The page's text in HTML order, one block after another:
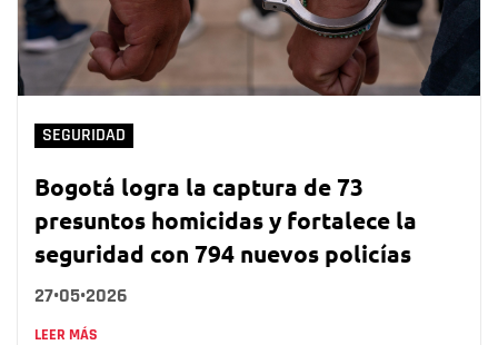
SEGURIDAD
Bogotá logra la captura de 73
presuntos homicidas y fortalece la
seguridad con 794 nuevos policías
27•05•2026
LEER MÁS